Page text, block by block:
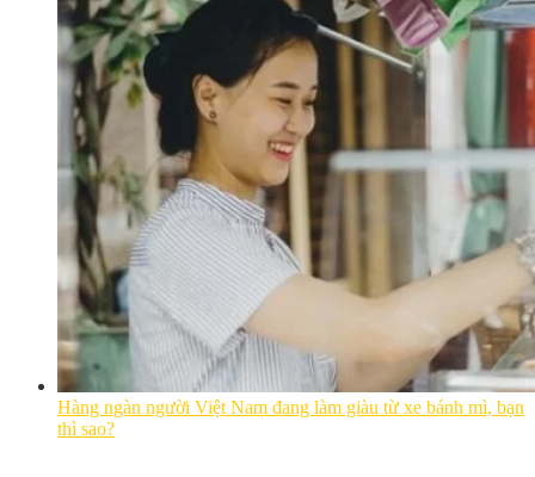
Hàng ngàn người Việt Nam đang làm giàu từ xe bánh mì, bạn
thì sao?